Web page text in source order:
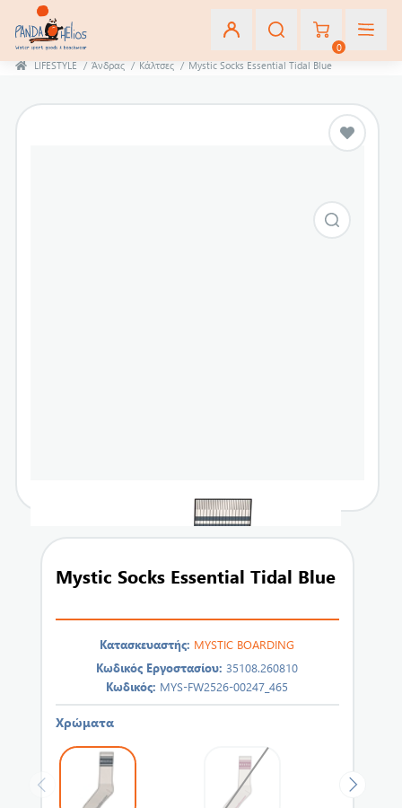
0
LIFESTYLE / Άνδρας / Κάλτσες / Mystic Socks Essential Tidal Blue
Mystic Socks Essential Tidal Blue
Κατασκευαστής: MYSTIC BOARDING
Κωδικός Εργοστασίου: 35108.260810
Κωδικός: MYS-FW2526-00247_465
Χρώματα